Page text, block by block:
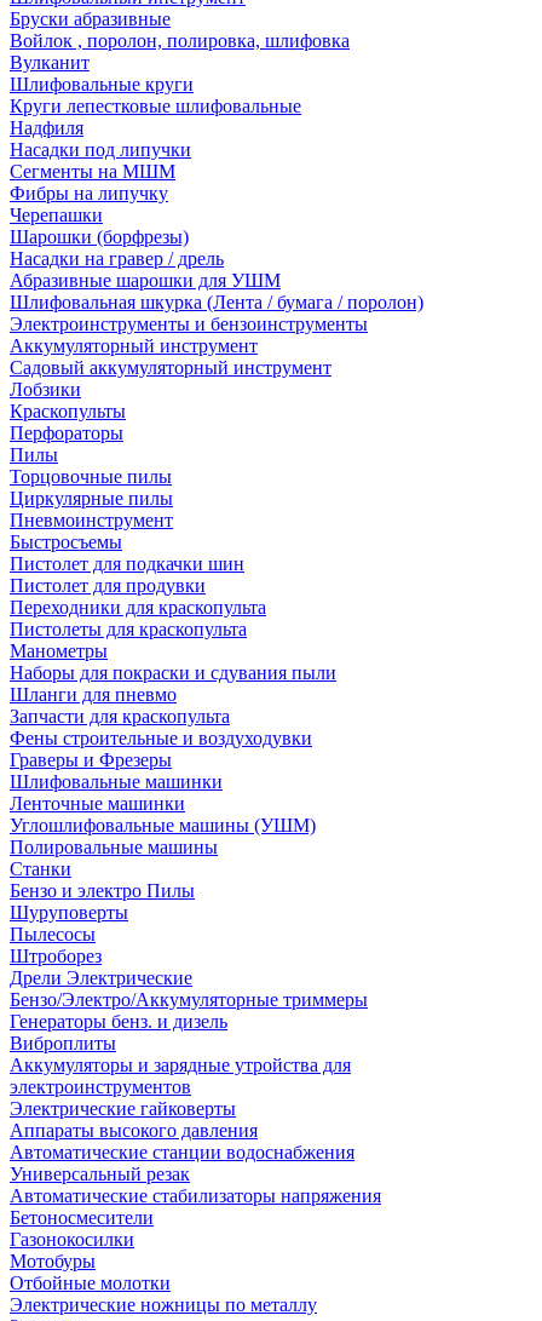
Бруски абразивные
Войлок , поролон, полировка, шлифовка
Вулканит
Шлифовальные круги
Круги лепестковые шлифовальные
Надфиля
Насадки под липучки
Сегменты на МШМ
Фибры на липучку
Черепашки
Шарошки (борфрезы)
Насадки на гравер / дрель
Абразивные шарошки для УШМ
Шлифовальная шкурка (Лента / бумага / поролон)
Электроинструменты и бензоинструменты
Аккумуляторный инструмент
Садовый аккумуляторный инструмент
Лобзики
Краскопульты
Перфораторы
Пилы
Торцовочные пилы
Циркулярные пилы
Пневмоинструмент
Быстросъемы
Пистолет для подкачки шин
Пистолет для продувки
Переходники для краскопульта
Пистолеты для краскопульта
Манометры
Наборы для покраски и сдувания пыли
Шланги для пневмо
Запчасти для краскопульта
Фены строительные и воздуходувки
Граверы и Фрезеры
Шлифовальные машинки
Ленточные машинки
Углошлифовальные машины (УШМ)
Полировальные машины
Станки
Бензо и электро Пилы
Шуруповерты
Пылесосы
Штроборез
Дрели Электрические
Бензо/Электро/Аккумуляторные триммеры
Генераторы бенз. и дизель
Виброплиты
Аккумуляторы и зарядные утройства для
электроинструментов
Электрические гайковерты
Аппараты высокого давления
Автоматические станции водоснабжения
Универсальный резак
Автоматические стабилизаторы напряжения
Бетоносмесители
Газонокосилки
Мотобуры
Отбойные молотки
Электрические ножницы по металлу